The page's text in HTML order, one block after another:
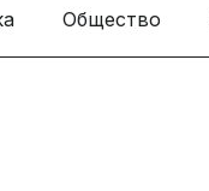
Общество